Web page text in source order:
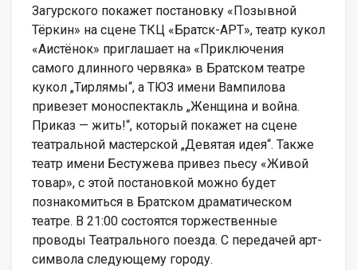
Загурского покажет постановку «Позывной
Тёркин» на сцене ТКЦ «Братск-АРТ», театр кукол
«Аистёнок» приглашает на «Приключения
самого длинного червяка» в Братском театре
кукол „Тирлямы“, а ТЮЗ имени Вампилова
привезет моноспектакль „Женщина и война.
Приказ — жить!“, который покажет на сцене
театральной мастерской „Девятая идея“. Также
театр имени Бестужева привез пьесу «Живой
товар», с этой постановкой можно будет
познакомиться в Братском драматическом
театре. В 21:00 состоятся торжественные
проводы Театрального поезда. С передачей арт-
символа следующему городу.